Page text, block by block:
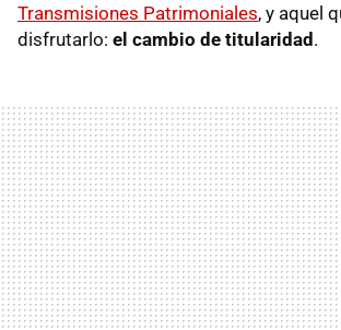
Transmisiones Patrimoniales, y aquel
disfrutarlo: el cambio de titularidad.